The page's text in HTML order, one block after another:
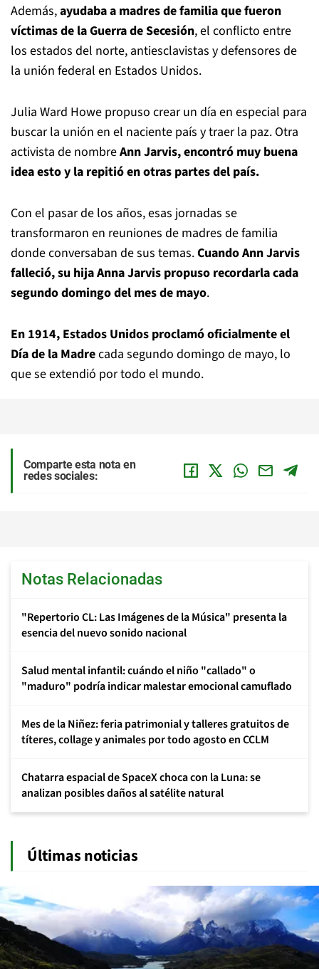
Además,ayudaba a madres de familia que fueron
víctimas de la Guerra de Secesión, el conflicto entre
los estados del norte, antiesclavistas y defensores de
la unión federal en Estados Unidos.
Julia Ward Howe propuso crear un día en especial para
buscar la unión en el naciente país y traer la paz. Otra
activista de nombreAnn Jarvis, encontró muy buena
idea esto y la repitió en otras partes del país.
Con el pasar de los años, esas jornadas se
transformaron en reuniones de madres de familia
donde conversaban de sus temas.Cuando Ann Jarvis
falleció, su hija Anna Jarvis propuso recordarla cada
segundo domingo del mes de mayo.
En 1914, Estados Unidos proclamó oficialmente el
Día de la Madrecada segundo domingo de mayo, lo
que se extendió por todo el mundo.
Comparte esta nota en
redes sociales:
Notas Relacionadas
"Repertorio CL: Las Imágenes de la Música" presenta la
esencia del nuevo sonido nacional
Salud mental infantil: cuándo el niño "callado" o
"maduro" podría indicar malestar emocional camuflado
Mes de la Niñez: feria patrimonial y talleres gratuitos de
títeres, collage y animales por todo agosto en CCLM
Chatarra espacial de SpaceX choca con la Luna: se
analizan posibles daños al satélite natural
Últimas noticias